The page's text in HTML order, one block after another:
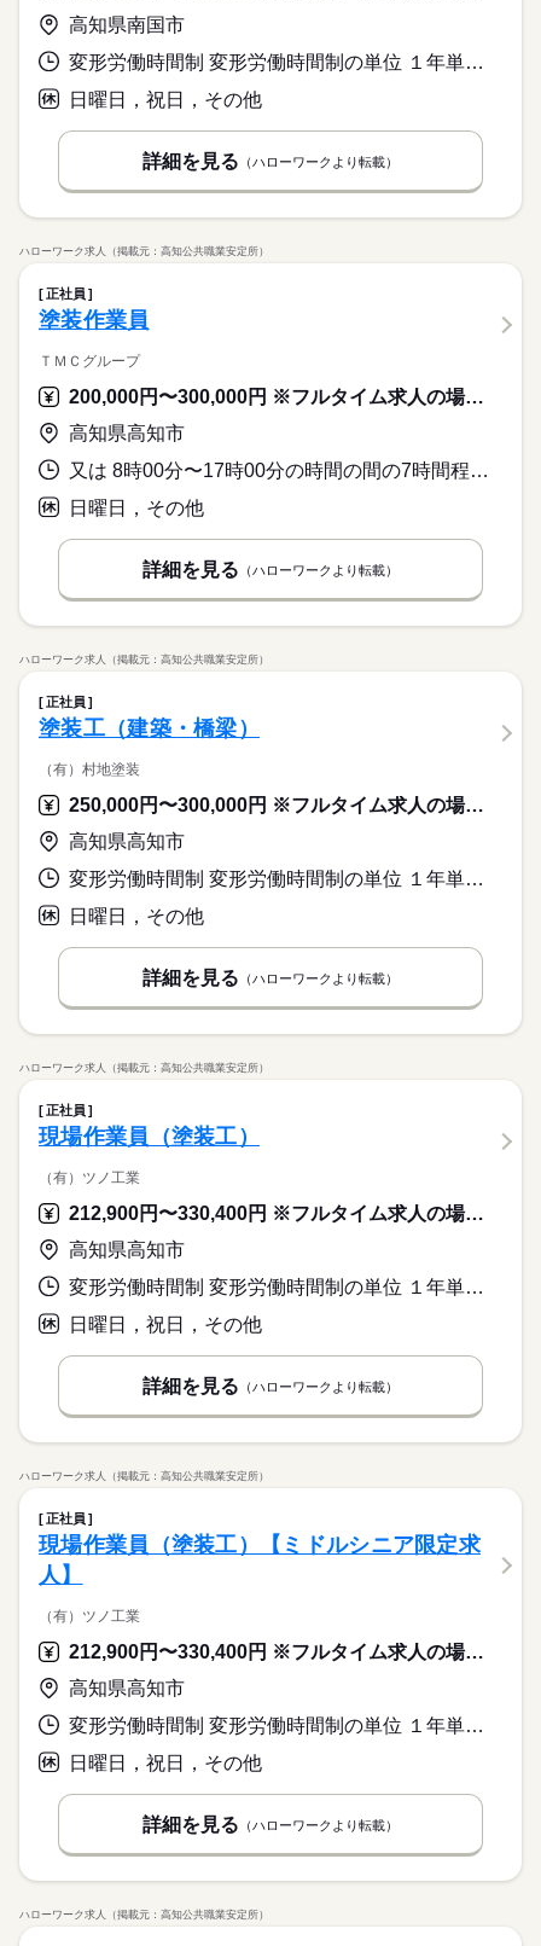
高知県南国市
変形労働時間制 変形労働時間制の単位 １年単位 就業時間１ 8時30分〜17時30分
日曜日，祝日，その他
詳細を見る （ハローワークより転載）
ハローワーク求人（掲載元：高知公共職業安定所）
正社員
塗装作業員
ＴＭＣグループ
200,000円〜300,000円 ※フルタイム求人の場合は月額（換算額）、パート求人の場合は時間額を表示しています。
高知県高知市
又は 8時00分〜17時00分の時間の間の7時間程度 就業時間に関する特記事項 ＊週４０時間となるよう調整、超過分は時間外支給
日曜日，その他
詳細を見る （ハローワークより転載）
ハローワーク求人（掲載元：高知公共職業安定所）
正社員
塗装工（建築・橋梁）
（有）村地塗装
250,000円〜300,000円 ※フルタイム求人の場合は月額（換算額）、パート求人の場合は時間額を表示しています。
高知県高知市
変形労働時間制 変形労働時間制の単位 １年単位 就業時間１ 8時00分〜17時00分
日曜日，その他
詳細を見る （ハローワークより転載）
ハローワーク求人（掲載元：高知公共職業安定所）
正社員
現場作業員（塗装工）
（有）ツノ工業
212,900円〜330,400円 ※フルタイム求人の場合は月額（換算額）、パート求人の場合は時間額を表示しています。
高知県高知市
変形労働時間制 変形労働時間制の単位 １年単位 就業時間１ 8時00分〜17時00分
日曜日，祝日，その他
詳細を見る （ハローワークより転載）
ハローワーク求人（掲載元：高知公共職業安定所）
正社員
現場作業員（塗装工）【ミドルシニア限定求
人】
（有）ツノ工業
212,900円〜330,400円 ※フルタイム求人の場合は月額（換算額）、パート求人の場合は時間額を表示しています。
高知県高知市
変形労働時間制 変形労働時間制の単位 １年単位 就業時間１ 8時00分〜17時00分
日曜日，祝日，その他
詳細を見る （ハローワークより転載）
ハローワーク求人（掲載元：高知公共職業安定所）